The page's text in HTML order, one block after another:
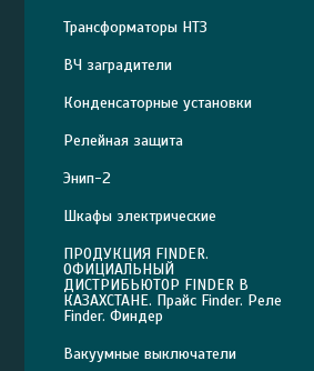
Трансформаторы НТЗ
ВЧ заградители
Конденсаторные установки
Релейная защита
Энип-2
Шкафы электрические
ПРОДУКЦИЯ FINDER.
ОФИЦИАЛЬНЫЙ
ДИСТРИБЬЮТОР FINDER В
КАЗАХСТАНЕ. Прайс Finder. Реле
Finder. Финдер
Вакуумные выключатели